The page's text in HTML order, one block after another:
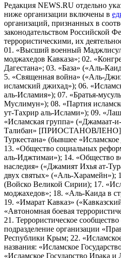
Редакция NEWS.RU отдельно
ниже организации включены в
организаций, признанных в
законодательством Российской
террористическими, их
01. «Высший военный
моджахедов Кавказа»; 02.
Дагестана»; 03. «База» («Аль-
5. «Священная война» («Аль-
исламский джихад»); 06.
аль-Исламия»); 07. «Братья-
Муслимун»); 08. «Партия
ут-Тахрир аль-Ислами»); 09.
«Исламская группа» («Джамаат-
Талибан» [ПРИОСТАНОВЛЕНО];
Туркестана» (бывшее
13. «Общество социальных
аль-Иджтимаи»); 14. «Общество
наследия» («Джамият Ихья ат-
двух святых» («Аль-
(Войско Великой Сирии); 17.
моджахедов»; 18. «Аль-Каида в
19. «Имарат Кавказ»
«Автономная боевая
21. Террористическое
подразделение организации
Республики Крым; 22.
названия: «Исламское
«Исламское Государство Ирака и